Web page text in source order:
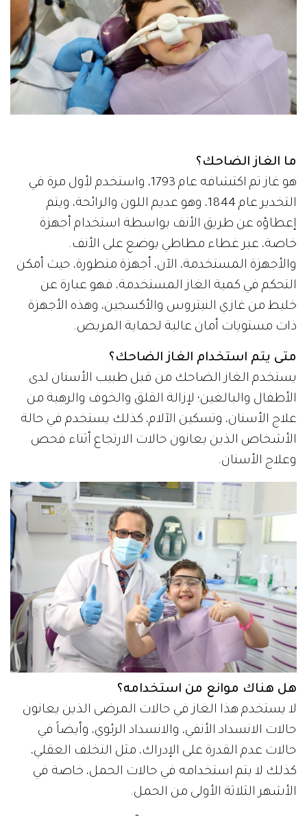
ما الغاز الضاحك؟
هو غاز تم اكتشافه عام 1793، واستخدم لأول مرة في
التخدير عام 1844، وهو عديم اللون والرائحة، ويتم
إعطاؤه عن طريق الأنف بواسطة استخدام أجهزة
خاصة، عبر غطاء مطاطي يوضع على الأنف.
والأجهزة المستخدمة، الآن، أجهزة متطورة، حيث أمكن
التحكم في كمية الغاز المستخدمة، فهو عبارة عن
خليط من غازي النيتروس والأكسجين، وهذه الأجهزة
ذات مستويات أمان عالية لحماية المريض.
متى يتم استخدام الغاز الضاحك؟
يستخدم الغاز الضاحك من قبل طبيب الأسنان لدى
الأطفال والبالغين؛ لإزالة القلق والخوف والرهبة من
علاج الأسنان، وتسكين الآلام، كذلك يستخدم في حالة
الأشخاص الذين يعانون حالات الارتجاع أثناء فحص
وعلاج الأسنان.
هل هناك موانع من استخدامه؟
لا يستخدم هذا الغاز في حالات المرضى الذين يعانون
حالات الانسداد الأنفي، والانسداد الرئوي، وأيضاً في
حالات عدم القدرة على الإدراك، مثل التخلف العقلي،
كذلك لا يتم استخدامه في حالات الحمل، خاصة في
الأشهر الثلاثة الأولى من الحمل.